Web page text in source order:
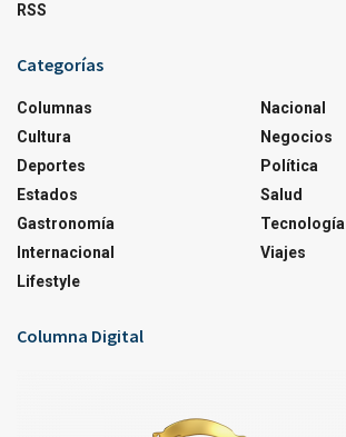
RSS
Categorías
Columnas
Cultura
Deportes
Estados
Gastronomía
Internacional
Lifestyle
Nacional
Negocios
Política
Salud
Tecnología
Viajes
Columna Digital